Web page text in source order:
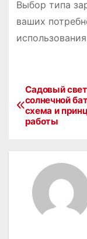
Выбор типа
ваших
Н
а
Садовый
солнечной
схема и
работы